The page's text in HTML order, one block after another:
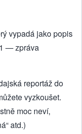
vypadá jako popis
— zpráva
reportáž do
vyzkoušet.
moc neví,
atd.)